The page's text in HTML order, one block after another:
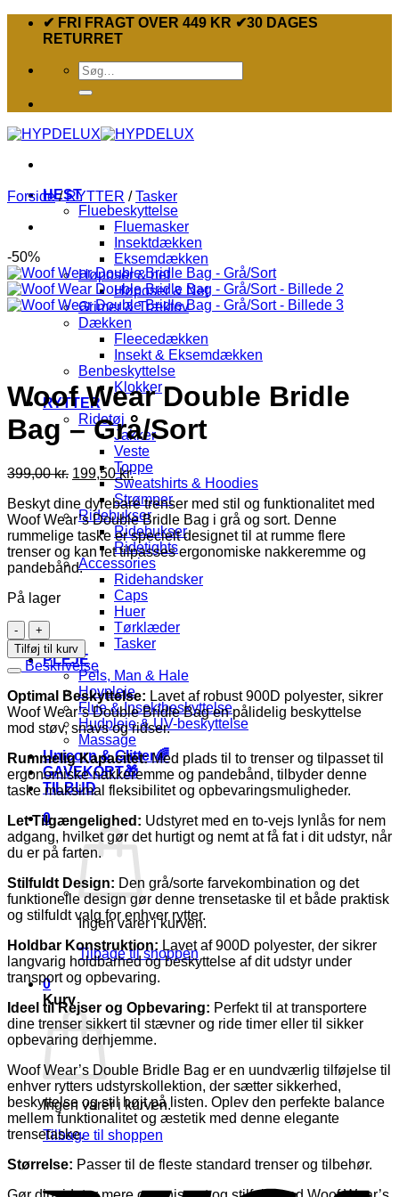
Fortsæt✔ FRI FRAGT OVER 449 KR ✔30 DAGES
RETURRET
Søg
efter:
HEST
Fluebeskyttelse
Fluemasker
Insektdækken
Eksemdækken
Høposer & net
Høposer & Net
Grimer & Træktov
Dækken
Fleecedækken
Insekt & Eksemdækken
Benbeskyttelse
Klokker
RYTTER
Ridetøj
Jakker
Veste
Toppe
Sweatshirts & Hoodies
Strømper
Ridebukser
Ridebukser
Ridetights
Accessories
Ridehandsker
Caps
Huer
Tørklæder
Tasker
PLEJE
Pels, Man & Hale
Hovpleje
Flue & Insektbeskyttelse
Hudpleje & UV-beskyttelse
Massage
Unicorn & Glitter🌈
GAVEKORT🎁
TILBUD
0
Ingen varer i kurven.
Tilbage til shoppen
0
Kurv
Ingen varer i kurven.
Tilbage til shoppen
Forside / RYTTER / Tasker
-50%
Woof Wear Double Bridle
Bag – Grå/Sort
399,00kr. Den
oprindelige
pris
var:
399,00 kr..
199,50kr.Den
aktuelle
pris
er:
199,50 kr..
Beskyt dine dyrebare trenser med stil og funktionalitet med
Woof Wear’s Double Bridle Bag i grå og sort. Denne
rummelige taske er specielt designet til at rumme flere
trenser og kan let tilpasses ergonomiske nakkeremme og
pandebånd.
På lager
Woof
Wear
Double
Bridle
Bag
-
Grå/Sort
Tilføj til kurv
Beskrivelse
Optimal Beskyttelse: Lavet af robust 900D polyester, sikrer
Woof Wear’s Double Bridle Bag en pålidelig beskyttelse
mod støv, snavs og ridser.
Rummelig Kapacitet:Med plads til to trenser og tilpasset til
ergonomiske nakkeremme og pandebånd, tilbyder denne
taske maksimal fleksibilitet og opbevaringsmuligheder.
Let Tilgængelighed: Udstyret med en to-vejs lynlås for nem
adgang, hvilket gør det hurtigt og nemt at få fat i dit udstyr, når
du er på farten.
Stilfuldt Design: Den grå/sorte farvekombination og det
funktionelle design gør denne trensetaske til et både praktisk
og stilfuldt valg for enhver rytter.
Holdbar Konstruktion: Lavet af 900D polyester, der sikrer
langvarig holdbarhed og beskyttelse af dit udstyr under
transport og opbevaring.
Ideel til Rejser og Opbevaring: Perfekt til at transportere
dine trenser sikkert til stævner og ride timer eller til sikker
opbevaring derhjemme.
Woof Wear’s Double Bridle Bag er en uundværlig tilføjelse til
enhver rytters udstyrskollektion, der sætter sikkerhed,
beskyttelse og stil højt på listen. Oplev den perfekte balance
mellem funktionalitet og æstetik med denne elegante
trensetaske.
Størrelse: Passer til de fleste standard trenser og tilbehør.